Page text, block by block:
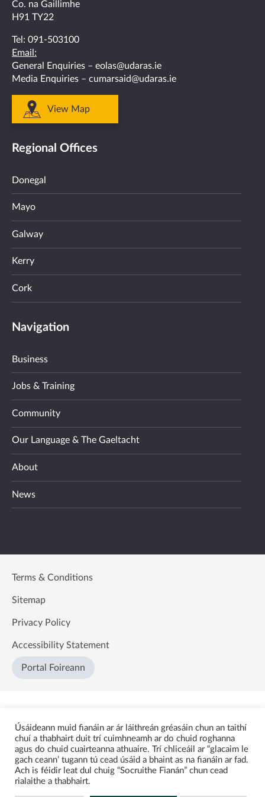
Co. na Gaillimhe
H91 TY22
Tel: 091-503100
Email:
General Enquiries – eolas@udaras.ie
Media Enquiries – cumarsaid@udaras.ie
View Map
Regional Offices
Donegal
Mayo
Galway
Kerry
Cork
Navigation
Business
Jobs & Training
Community
Our Language & The Gaeltacht
About
News
Terms & Conditions
Sitemap
Privacy Policy
Accessibility Statement
Portal Foireann
Úsáideann muid fianáin ar ár láithreán gréasáin chun an taithí
chuí a thabhairt duit trí cuimhneamh ar do chuid roghanna
agus do chuid cuairteanna athuaire. Trí chliceáil ar “glacaim le
gach ceann’ tugann tú cead úsáid a bhaint as na fianáin ar fad.
Ach is féidir leat dul chuig “Socruithe Fianán” chun cead
rialaithe a thabhairt.